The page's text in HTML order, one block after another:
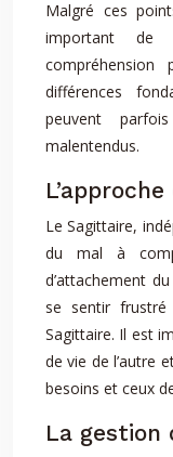
Malgré ces
important de
différences
peuvent
malentendus.
Le Sagittaire,
du mal à
d’attachement
se sentir frustré
Sagittaire. Il est
de vie de l’autre
besoins et ceux
La gestion